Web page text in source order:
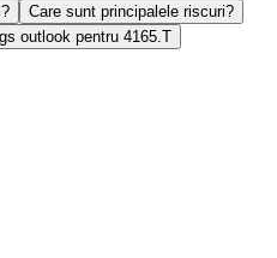
Care sunt principalele riscuri?
outlook pentru 4165.T